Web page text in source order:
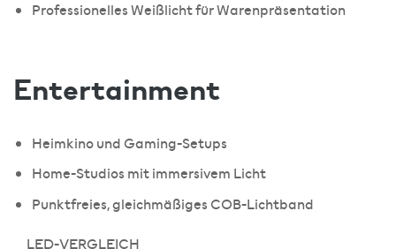
Professionelles Weißlicht für Warenpräsentation
Entertainment
Heimkino und Gaming-Setups
Home-Studios mit immersivem Licht
Punktfreies, gleichmäßiges COB-Lichtband
LED-VERGLEICH